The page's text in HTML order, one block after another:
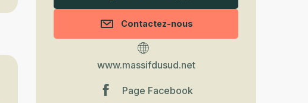
Contactez-nous
www.massifdusud.net
Page Facebook